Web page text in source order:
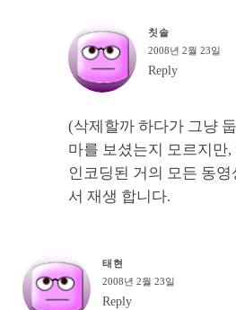
칫솔
2008년 2월 23일
Reply
(삭제할까 하다가 그냥
마를 보셨는지 모르지만,
인코딩된 거의 모든 동
서 재생 합니다.
태현
2008년 2월 23일
Reply